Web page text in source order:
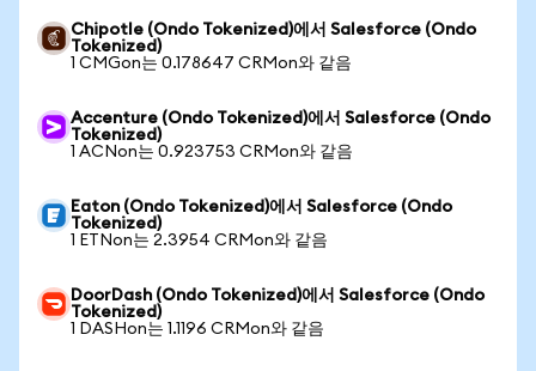
Chipotle (Ondo Tokenized)에서 Salesforce (Ondo
Tokenized)
1 CMGon는 0.178647 CRMon와 같음
Accenture (Ondo Tokenized)에서 Salesforce (Ondo
Tokenized)
1 ACNon는 0.923753 CRMon와 같음
Eaton (Ondo Tokenized)에서 Salesforce (Ondo
Tokenized)
1 ETNon는 2.3954 CRMon와 같음
DoorDash (Ondo Tokenized)에서 Salesforce (Ondo
Tokenized)
1 DASHon는 1.1196 CRMon와 같음